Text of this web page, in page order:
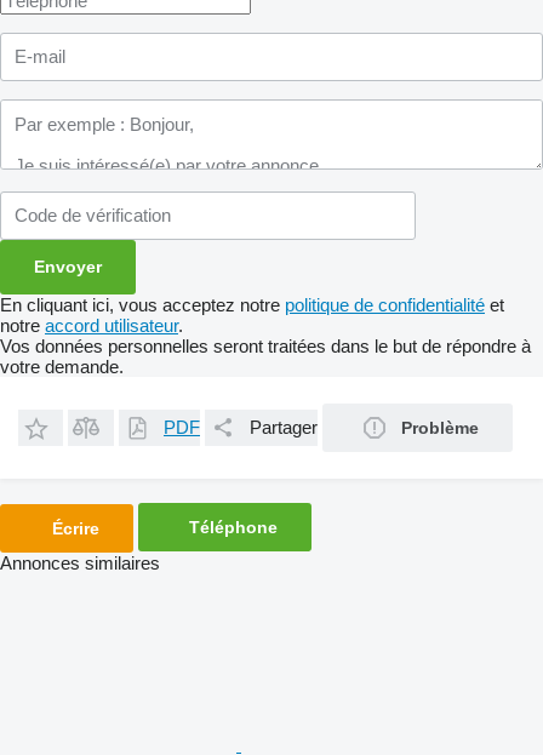
En cliquant ici, vous acceptez notre politique de confidentialité et
notre accord utilisateur.
Vos données personnelles seront traitées dans le but de répondre à
votre demande.
PDF Partager Problème
Écrire Téléphone
Annonces similaires